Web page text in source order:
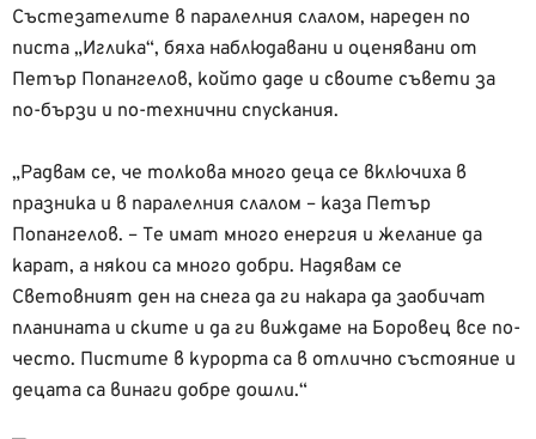
Състезателите в паралелния слалом, нареден по
писта „Иглика“, бяха наблюдавани и оценявани от
Петър Попангелов, който даде и своите съвети за
по-бързи и по-технични спускания.
„Радвам се, че толкова много деца се включиха в
празника и в паралелния слалом – каза Петър
Попангелов. – Те имат много енергия и желание да
карат, а някои са много добри. Надявам се
Световният ден на снега да ги накара да заобичат
планината и ските и да ги виждаме на Боровец все по-
често. Пистите в курорта са в отлично състояние и
децата са винаги добре дошли.“